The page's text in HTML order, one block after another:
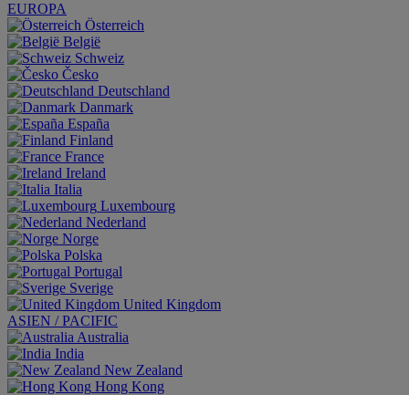
EUROPA
Österreich
België
Schweiz
Česko
Deutschland
Danmark
España
Finland
France
Ireland
Italia
Luxembourg
Nederland
Norge
Polska
Portugal
Sverige
United Kingdom
ASIEN / PACIFIC
Australia
India
New Zealand
Hong Kong